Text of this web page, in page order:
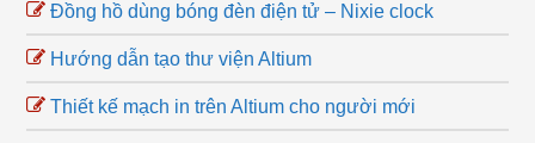
Đồng hồ dùng bóng đèn điện tử – Nixie clock
Hướng dẫn tạo thư viện Altium
Thiết kế mạch in trên Altium cho người mới